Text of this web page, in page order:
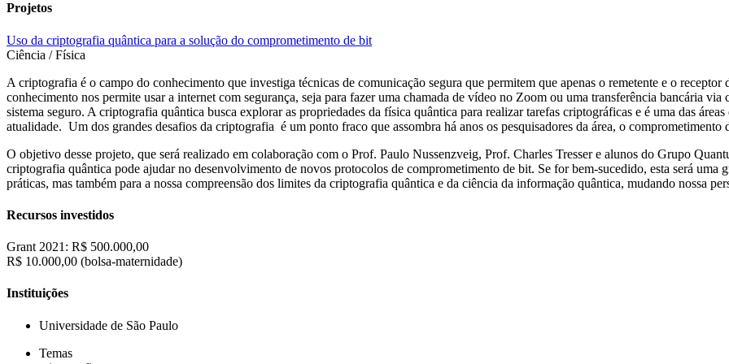
Projetos
Uso da criptografia quântica para a solução do comprometimento de bit
Ciência / Física
A criptografia é o campo do conhecimento que investiga técnicas de comunicação segura que permitem que apenas o remetente e o receptor
conhecimento nos permite usar a internet com segurança, seja para fazer uma chamada de vídeo no Zoom ou uma transferência bancária
sistema seguro. A criptografia quântica busca explorar as propriedades da física quântica para realizar tarefas criptográficas e é uma das
atualidade. Um dos grandes desafios da criptografia é um ponto fraco que assombra há anos os pesquisadores da área, o comprometimento
O objetivo desse projeto, que será realizado em colaboração com o Prof. Paulo Nussenzveig, Prof. Charles Tresser e alunos do Grupo
criptografia quântica pode ajudar no desenvolvimento de novos protocolos de comprometimento de bit. Se for bem-sucedido, esta será uma
práticas, mas também para a nossa compreensão dos limites da criptografia quântica e da ciência da informação quântica, mudando nossa
Recursos investidos
Grant 2021: R$ 500.000,00
R$ 10.000,00 (bolsa-maternidade)
Instituições
Universidade de São Paulo
Temas